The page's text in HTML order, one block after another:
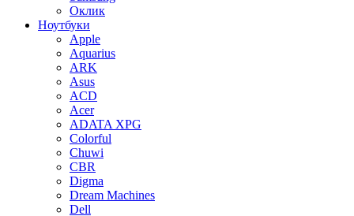
Оклик
Ноутбуки
Apple
Aquarius
ARK
Asus
ACD
Acer
ADATA XPG
Colorful
Chuwi
CBR
Digma
Dream Machines
Dell